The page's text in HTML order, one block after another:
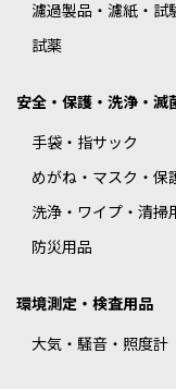
濾過製品・濾紙・試
試薬
安全・保護・洗浄・滅
手袋・指サック
めがね・マスク・保
洗浄・ワイプ・清掃
防災用品
環境測定・検査用品
大気・騒音・照度計